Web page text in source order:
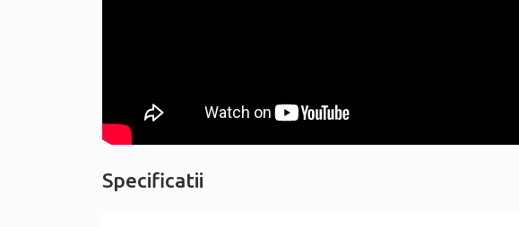
- Bucatarie - tip Open Space - suprafata 18.71 mp2;
- 1 Camere de oaspeti / Birou - suprafata 12.98 mp2;
- Camera tehnica - suprfata 2.73 mp2;
- 2 Terase (una dintre terase este acoperita cu acces din zona de gradina)
Specificatii